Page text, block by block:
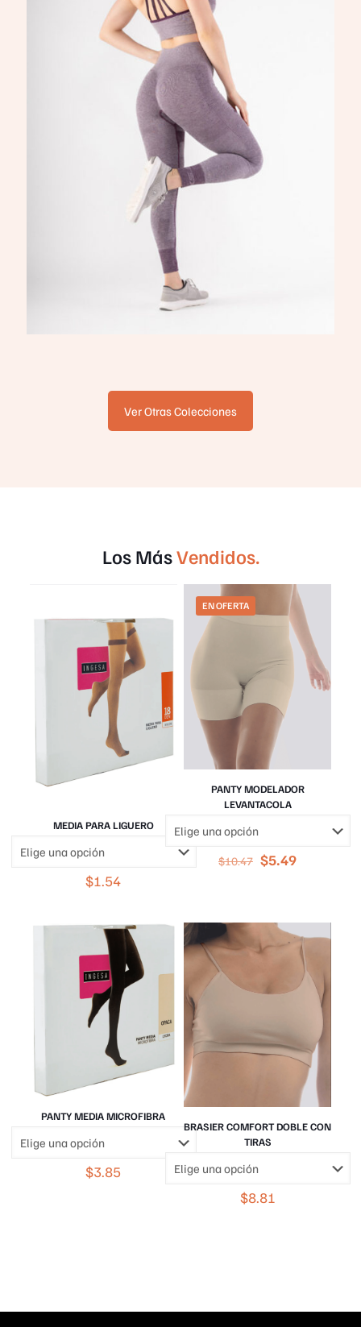
Ver Otras Colecciones
Los MásVendidos.
MEDIA PARA LIGUERO
$1.54
EN OFERTA
PANTY MODELADOR
LEVANTACOLA
$10.47 El
$10.47.
$5.49El
$5.49.
PANTY MEDIA MICROFIBRA
$3.85
BRASIER COMFORT DOBLE CON
TIRAS
$8.81